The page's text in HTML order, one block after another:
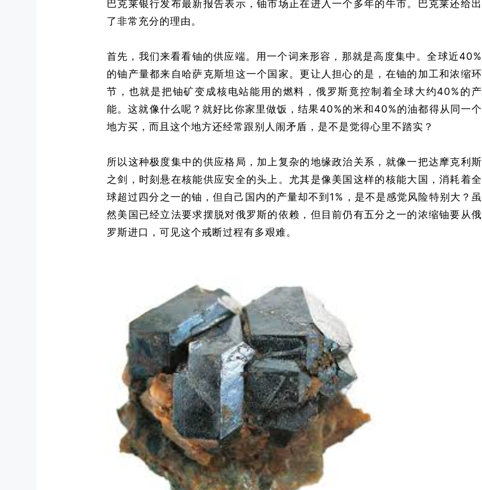
巴克莱银行发布最新报告表示，铀市场正在进入一个多年的牛市。巴克莱还给出
了非常充分的理由。
首先，我们来看看铀的供应端。用一个词来形容，那就是高度集中。全球近40%
的铀产量都来自哈萨克斯坦这一个国家。更让人担心的是，在铀的加工和浓缩环
节，也就是把铀矿变成核电站能用的燃料，俄罗斯竟控制着全球大约40%的产
能。这就像什么呢？就好比你家里做饭，结果40%的米和40%的油都得从同一个
地方买，而且这个地方还经常跟别人闹矛盾，是不是觉得心里不踏实？
所以这种极度集中的供应格局，加上复杂的地缘政治关系，就像一把达摩克利斯
之剑，时刻悬在核能供应安全的头上。尤其是像美国这样的核能大国，消耗着全
球超过四分之一的铀，但自己国内的产量却不到1%，是不是感觉风险特别大？虽
然美国已经立法要求摆脱对俄罗斯的依赖，但目前仍有五分之一的浓缩铀要从俄
罗斯进口，可见这个戒断过程有多艰难。